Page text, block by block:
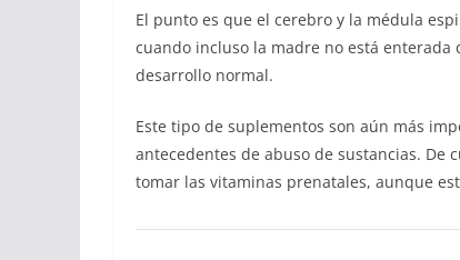
El punto es que el cerebro y la médula
cuando incluso la madre no está
desarrollo normal.
Este tipo de suplementos son aún más
antecedentes de abuso de sustancias. De
tomar las vitaminas prenatales, aunque